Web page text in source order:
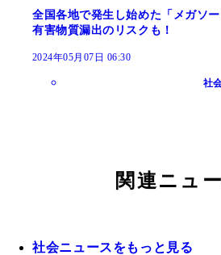
全国各地で発生し始めた「メガソ
有害物質漏出のリスクも！
2024年05月07日 06:30
社
関連ニュ
社会ニュースをもっと見る